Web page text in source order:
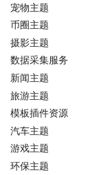
宠物主题
币圈主题
摄影主题
数据采集服务
新闻主题
旅游主题
模板插件资源
汽车主题
游戏主题
环保主题